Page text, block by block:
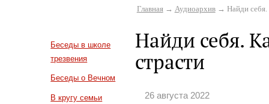
Беседы в школе
трезвения
Беседы о Вечном
В кругу семьи
Главная→ Аудиоархив→ Найди себя.
Найди себя.
страсти
26 августа 2022